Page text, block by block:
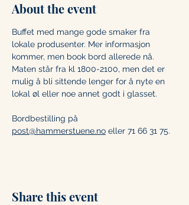
About the event
Buffet med mange gode smaker fra
lokale produsenter. Mer informasjon
kommer, men book bord allerede nå.
Maten står fra kl 1800-2100, men det er
mulig å bli sittende lenger for å nyte en
lokal øl eller noe annet godt i glasset.
Bordbestilling på
post@hammerstuene.no eller 71 66 31 75.
Share this event